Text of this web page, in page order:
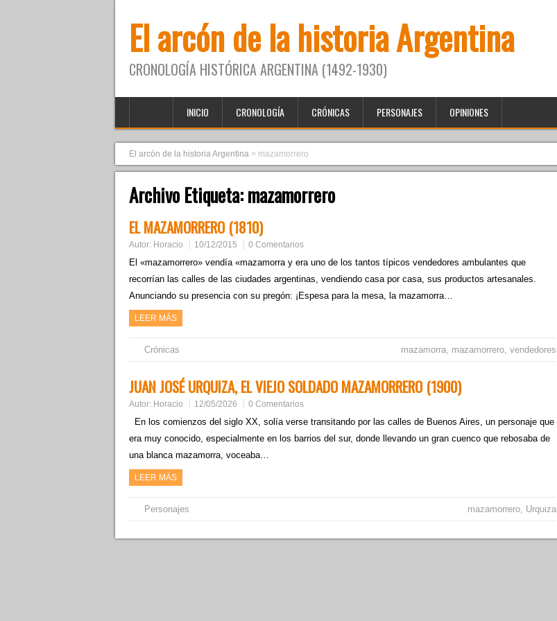
El arcón de la historia Argentina
CRONOLOGÍA HISTÓRICA ARGENTINA (1492-1930)
INICIO CRONOLOGÍA CRÓNICAS PERSONAJES OPINIONES
El arcón de la historia Argentina > mazamorrero
Archivo Etiqueta:mazamorrero
EL MAZAMORRERO (1810)
Autor: Horacio 10/12/2015 0 Comentarios
El «mazamorrero» vendía «mazamorra y era uno de los tantos típicos vendedores ambulantes que
recorrían las calles de las ciudades argentinas, vendiendo casa por casa, sus productos artesanales.
Anunciando su presencia con su pregón: ¡Espesa para la mesa, la mazamorra…
LEER MÁS
Crónicas mazamorra, mazamorrero, vendedores
JUAN JOSÉ URQUIZA, EL VIEJO SOLDADO MAZAMORRERO (1900)
Autor: Horacio 12/05/2026 0 Comentarios
En los comienzos del siglo XX, solía verse transitando por las calles de Buenos Aires, un personaje que
era muy conocido, especialmente en los barrios del sur, donde llevando un gran cuenco que rebosaba de
una blanca mazamorra, voceaba…
LEER MÁS
Personajes mazamorrero, Urquiza